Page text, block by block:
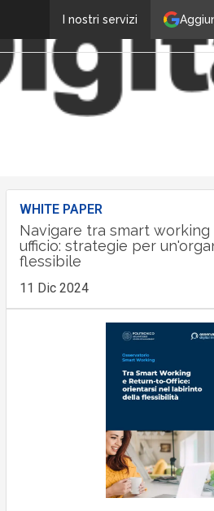
I nostri servizi
WHITE PAPER
Navigare tra smart
ufficio: strategie per
flessibile
11 Dic 2024